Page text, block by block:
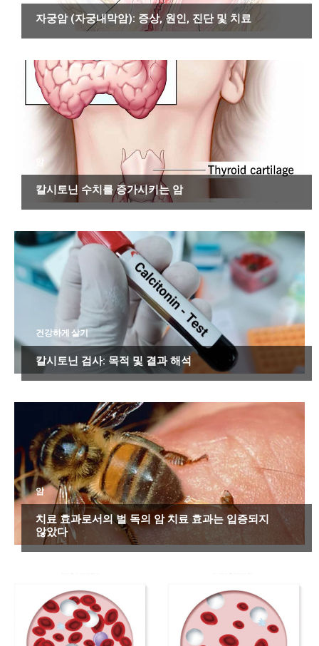
자궁암 (자궁내막암): 증상, 원인, 진단 및 치료
칼시토닌 수치를 증가시키는 암
건강하게 살기
칼시토닌 검사: 목적 및 결과 해석
암
치료 효과로서의 벌 독의 암 치료 효과는 입증되지
않았다